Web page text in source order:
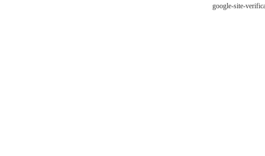
google-site-